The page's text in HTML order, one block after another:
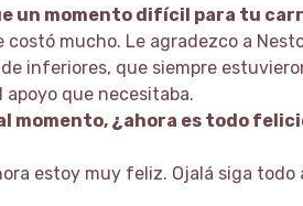
un momento difícil para tu
costó mucho. Le agradezco a
inferiores, que siempre
que necesitaba.
momento, ¿ahora es todo
estoy muy feliz. Ojalá siga todo